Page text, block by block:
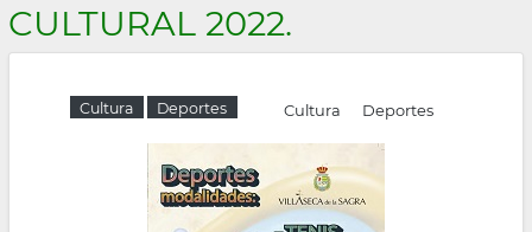
CULTURAL 2022.
Cultura Deportes Cultura Deportes